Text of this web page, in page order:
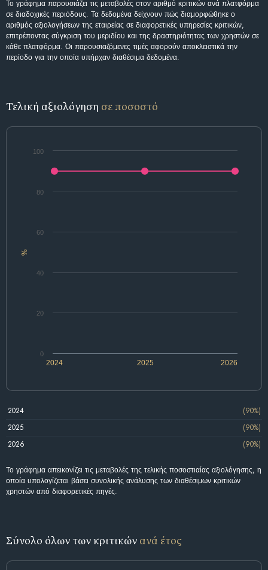
Το γράφημα παρουσιάζει τις μεταβολές στον αριθμό κριτικών ανά πλατφόρμα
σε διαδοχικές περιόδους. Τα δεδομένα δείχνουν πώς διαμορφώθηκε ο
αριθμός αξιολογήσεων της εταιρείας σε διαφορετικές υπηρεσίες κριτικών,
επιτρέποντας σύγκριση του μεριδίου και της δραστηριότητας των χρηστών σε
κάθε πλατφόρμα. Οι παρουσιαζόμενες τιμές αφορούν αποκλειστικά την
περίοδο για την οποία υπήρχαν διαθέσιμα δεδομένα.
Τελική αξιολόγηση σε ποσοστό
%
2024 2025 2026
0
20
40
60
80
100
2024
(90%)
2025
(90%)
2026
(90%)
Το γράφημα απεικονίζει τις μεταβολές της τελικής ποσοστιαίας αξιολόγησης, η
οποία υπολογίζεται βάσει συνολικής ανάλυσης των διαθέσιμων κριτικών
χρηστών από διαφορετικές πηγές.
Σύνολο όλων των κριτικών ανά έτος